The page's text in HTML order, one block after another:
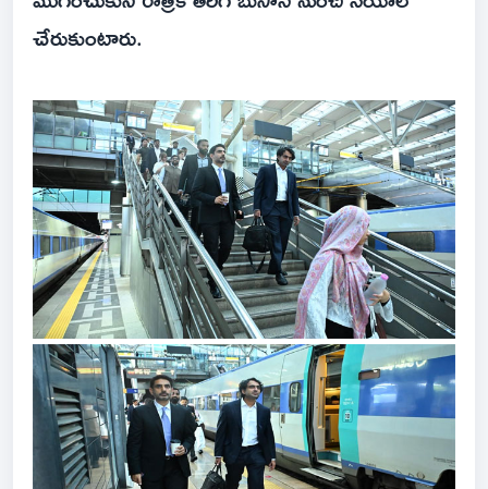
చేరుకుంటారు.